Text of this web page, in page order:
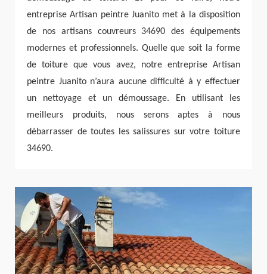
entreprise Artisan peintre Juanito met à la disposition
de nos artisans couvreurs 34690 des équipements
modernes et professionnels. Quelle que soit la forme
de toiture que vous avez, notre entreprise Artisan
peintre Juanito n’aura aucune difficulté à y effectuer
un nettoyage et un démoussage. En utilisant les
meilleurs produits, nous serons aptes à nous
débarrasser de toutes les salissures sur votre toiture
34690.